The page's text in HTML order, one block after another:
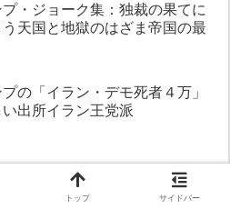
プ・ジョーク集：独裁の果てに
う天国と地獄のはざま帝国の最
プの「イラン・デモ死者４万」
出所イラン王党派
トップ サイドバー